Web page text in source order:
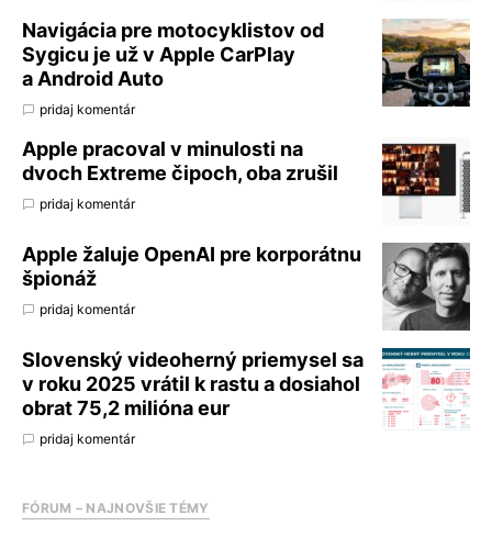
Navigácia pre motocyklistov od
Sygicu je už v Apple CarPlay
a Android Auto
pridaj komentár
Apple pracoval v minulosti na
dvoch Extreme čipoch, oba zrušil
pridaj komentár
Apple žaluje OpenAI pre korporátnu
špionáž
pridaj komentár
Slovenský videoherný priemysel sa
v roku 2025 vrátil k rastu a dosiahol
obrat 75,2 milióna eur
pridaj komentár
FÓRUM – NAJNOVŠIE TÉMY